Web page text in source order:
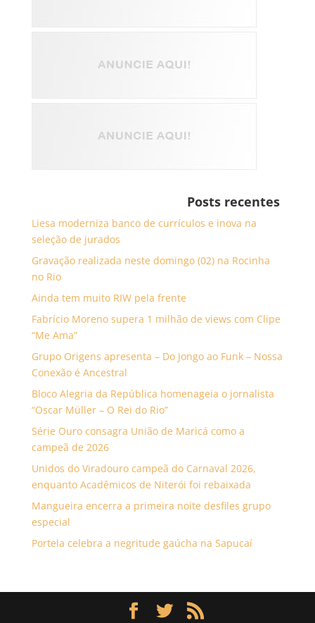
Posts recentes
Liesa moderniza banco de currículos e inova na
seleção de jurados
Gravação realizada neste domingo (02) na Rocinha
no Rio
Ainda tem muito RIW pela frente
Fabrício Moreno supera 1 milhão de views com Clipe
“Me Ama”
Grupo Origens apresenta – Do Jongo ao Funk – Nossa
Conexão é Ancestral
Bloco Alegria da República homenageia o jornalista
“Oscar Müller – O Rei do Rio”
Série Ouro consagra União de Maricá como a
campeã de 2026
Unidos do Viradouro campeã do Carnaval 2026,
enquanto Acadêmicos de Niterói foi rebaixada
Mangueira encerra a primeira noite desfiles grupo
especial
Portela celebra a negritude gaúcha na Sapucaí